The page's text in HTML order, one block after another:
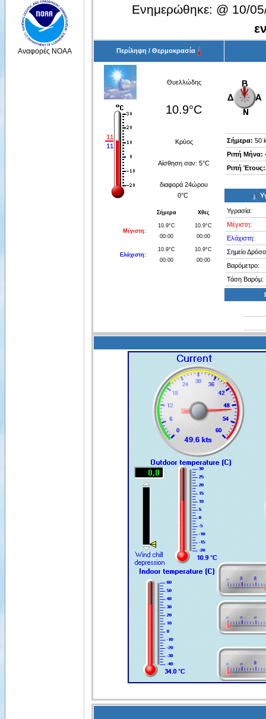
Αναφορές NOAA
Ενημερώθηκε: @ 10/
Περίληψη / Θερμοκρασία
Θυελλώδης
10.9°C
Κρύος
Αίσθηση σαν: 5°C
διαφορά 24ώρου
0°C
Σήμερα Χθες
Μέγιστη:
10.9°C
00:00
10.9°C
00:00
Ελάχιστη:
10.9°C
00:00
10.9°C
00:00
Σήμερα: 50
Ριπή Μήνα:
Ριπή Έτους:
Υγρασία:
Μέγιστη:
Ελάχιστη:
Σημείο
Βαρόμετρο:
Τάση Βαρόμ: